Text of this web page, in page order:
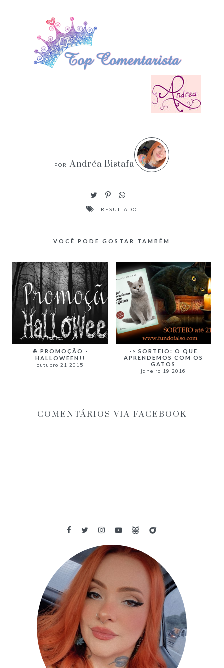
Andréa Bistafa
RESULTADO
VOCÊ PODE GOSTAR TAMBÉM
☘ PROMOÇÃO -
HALLOWEEN!!
outubro 21 2015
-> SORTEIO: O QUE
APRENDEMOS COM OS
GATOS
janeiro 19 2016
COMENTÁRIOS VIA FACEBOOK